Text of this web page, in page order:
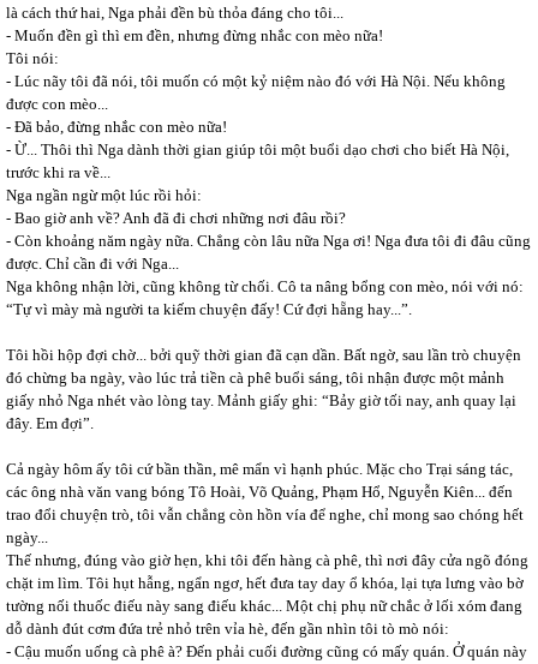
là cách thứ hai, Nga phải đền bù thỏa đáng cho tôi...
- Muốn đền gì thì em đền, nhưng đừng nhắc con mèo nữa!
Tôi nói:
- Lúc nãy tôi đã nói, tôi muốn có một kỷ niệm nào đó với Hà Nội. Nếu không
được con mèo...
- Đã bảo, đừng nhắc con mèo nữa!
- Ừ... Thôi thì Nga dành thời gian giúp tôi một buổi dạo chơi cho biết Hà Nội,
trước khi ra về...
Nga ngần ngừ một lúc rồi hỏi:
- Bao giờ anh về? Anh đã đi chơi những nơi đâu rồi?
- Còn khoảng năm ngày nữa. Chẳng còn lâu nữa Nga ơi! Nga đưa tôi đi đâu cũng
được. Chỉ cần đi với Nga...
Nga không nhận lời, cũng không từ chối. Cô ta nâng bổng con mèo, nói với nó:
“Tự vì mày mà người ta kiếm chuyện đấy! Cứ đợi hẵng hay...”.
Tôi hồi hộp đợi chờ... bởi quỹ thời gian đã cạn dần. Bất ngờ, sau lần trò chuyện
đó chừng ba ngày, vào lúc trả tiền cà phê buổi sáng, tôi nhận được một mảnh
giấy nhỏ Nga nhét vào lòng tay. Mảnh giấy ghi: “Bảy giờ tối nay, anh quay lại
đây. Em đợi”.
Cả ngày hôm ấy tôi cứ bần thần, mê mẩn vì hạnh phúc. Mặc cho Trại sáng tác,
các ông nhà văn vang bóng Tô Hoài, Võ Quảng, Phạm Hổ, Nguyễn Kiên... đến
trao đổi chuyện trò, tôi vẫn chẳng còn hồn vía để nghe, chỉ mong sao chóng hết
ngày...
Thế nhưng, đúng vào giờ hẹn, khi tôi đến hàng cà phê, thì nơi đây cửa ngõ đóng
chặt im lìm. Tôi hụt hẫng, ngẩn ngơ, hết đưa tay day ổ khóa, lại tựa lưng vào bờ
tường nối thuốc điếu này sang điếu khác... Một chị phụ nữ chắc ở lối xóm đang
dỗ dành đút cơm đứa trẻ nhỏ trên vỉa hè, đến gần nhìn tôi tò mò nói:
- Cậu muốn uống cà phê à? Đến phải cuối đường cũng có mấy quán. Ở quán này